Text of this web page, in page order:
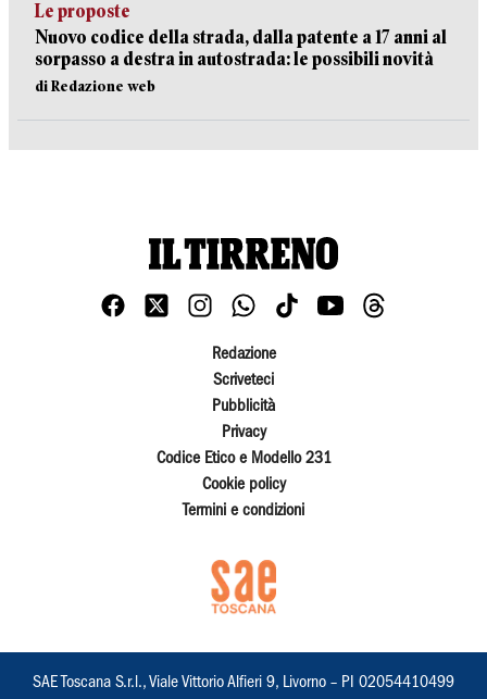
Le proposte
Nuovo codice della strada, dalla patente a 17 anni al
sorpasso a destra in autostrada: le possibili novità
di Redazione web
Redazione
Scriveteci
Pubblicità
Privacy
Codice Etico e Modello 231
Cookie policy
Termini e condizioni
SAE Toscana S.r.l., Viale Vittorio Alfieri 9, Livorno – PI 02054410499